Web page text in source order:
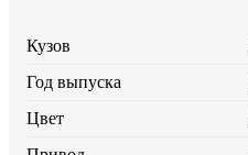
Кузов
Год выпуска
Цвет